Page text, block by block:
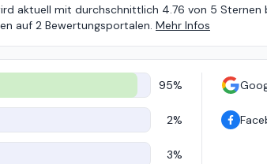
aktuell mit durchschnittlich 4.76 von 5 Sternen
auf 2 Bewertungsportalen. Mehr Infos
95%
2%
3%